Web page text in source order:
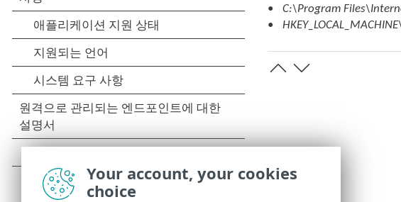
C:\Program
Your account, your cookies
choice